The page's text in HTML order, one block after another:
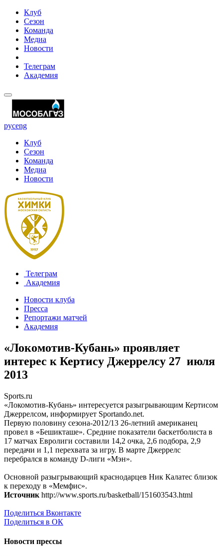
Клуб
Сезон
Команда
Медиа
Новости
Телеграм
Академия
русeng
Клуб
Сезон
Команда
Медиа
Новости
Телеграм
Академия
Новости клуба
Пресса
Репортажи матчей
Академия
«Локомотив-Кубань» проявляет
интерес к Кертису Джеррелсу 27 июля
2013
Sports.ru
«Локомотив-Кубань» интересуется разыгрывающим Кертисом
Джеррелсом, информирует Sportando.net.
Первую половину сезона-2012/13 26-летний американец
провел в «Бешикташе». Средние показатели баскетболиста в
17 матчах Евролиги составили 14,2 очка, 2,6 подбора, 2,9
передачи и 1,1 перехвата за игру. В марте Джеррелс
перебрался в команду D-лиги «Мэн».
Основной разыгрывающий краснодарцев Ник Калатес близок
к переходу в «Мемфис».
Источник http://www.sports.ru/basketball/151603543.html
Поделиться Вконтакте
Поделиться в ОК
Новости прессы